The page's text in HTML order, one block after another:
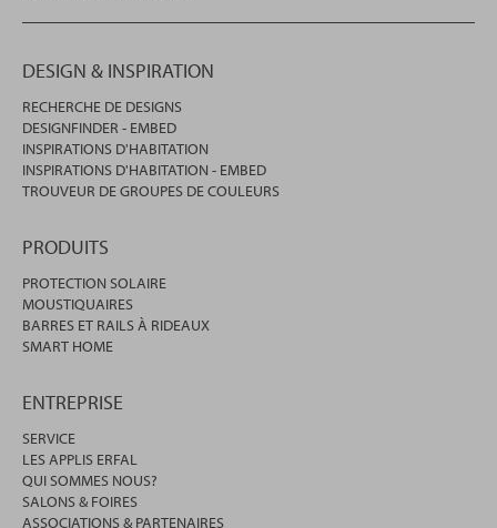
DESIGN & INSPIRATION
RECHERCHE DE DESIGNS
DESIGNFINDER - EMBED
INSPIRATIONS D'HABITATION
INSPIRATIONS D'HABITATION - EMBED
TROUVEUR DE GROUPES DE COULEURS
PRODUITS
PROTECTION SOLAIRE
MOUSTIQUAIRES
BARRES ET RAILS À RIDEAUX
SMART HOME
ENTREPRISE
SERVICE
LES APPLIS ERFAL
QUI SOMMES NOUS?
SALONS & FOIRES
ASSOCIATIONS & PARTENAIRES